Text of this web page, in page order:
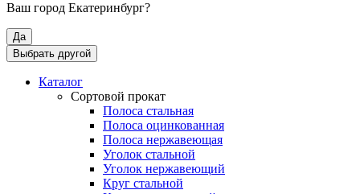
Ваш город Екатеринбург?
Да
Выбрать другой
Каталог
Сортовой прокат
Полоса стальная
Полоса оцинкованная
Полоса нержавеющая
Уголок стальной
Уголок нержавеющий
Круг стальной